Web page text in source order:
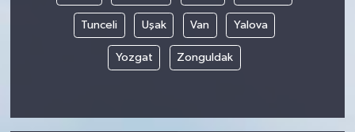
Tunceli Uşak Van Yalova
Yozgat Zonguldak